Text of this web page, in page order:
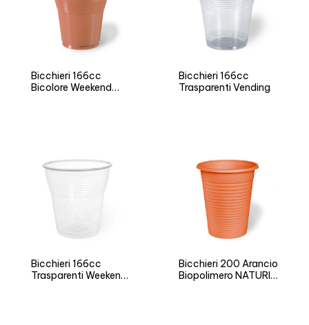
Bicchieri 166cc
Bicolore Weekend
Bicchieri 166cc
Trasparenti Vending
Bicchieri 166cc
Trasparenti Weekend
Bicchieri 200 Arancio
Biopolimero NATURIA